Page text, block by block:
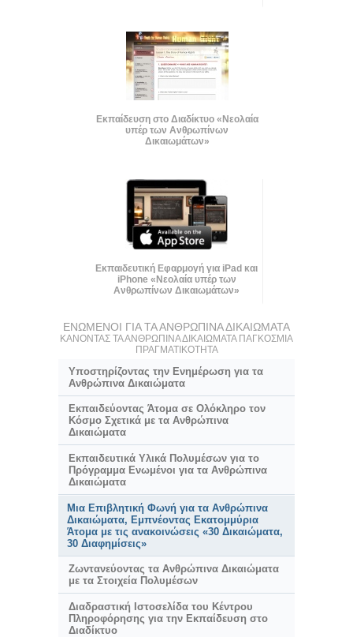
Εκπαίδευση στο Διαδίκτυο «Νεολαία
υπέρ των Ανθρωπίνων
Δικαιωμάτων»
Εκπαιδευτική Εφαρμογή για iPad και
iPhone «Νεολαία υπέρ των
Ανθρωπίνων Δικαιωμάτων»
ΕΝΩΜΕΝΟΙ ΓΙΑ ΤΑ ΑΝΘΡΩΠΙΝΑ ΔΙΚΑΙΩΜΑΤΑ
ΚΑΝΟΝΤΑΣ ΤΑ ΑΝΘΡΩΠΙΝΑ ΔΙΚΑΙΩΜΑΤΑ ΠΑΓΚΟΣΜΙΑ
ΠΡΑΓΜΑΤΙΚΟΤΗΤΑ
Υποστηρίζοντας την Ενημέρωση για τα
Ανθρώπινα Δικαιώματα
Εκπαιδεύοντας Άτομα σε Ολόκληρο τον
Κόσμο Σχετικά με τα Ανθρώπινα
Δικαιώματα
Εκπαιδευτικά Υλικά Πολυμέσων για το
Πρόγραμμα Ενωμένοι για τα Ανθρώπινα
Δικαιώματα
Μια Επιβλητική Φωνή για τα Ανθρώπινα
Δικαιώματα, Εμπνέοντας Εκατομμύρια
Άτομα με τις ανακοινώσεις «30 Δικαιώματα,
30 Διαφημίσεις»
Ζωντανεύοντας τα Ανθρώπινα Δικαιώματα
με τα Στοιχεία Πολυμέσων
Διαδραστική Ιστοσελίδα του Κέντρου
Πληροφόρησης για την Εκπαίδευση στο
Διαδίκτυο